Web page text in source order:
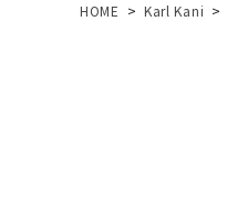
新規会員登録｜ログイン
HOME Karl Kani